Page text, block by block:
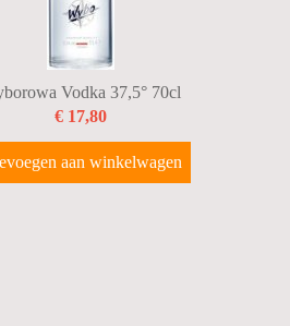
Vodka 37,5° 70cl
€ 17,80
aan winkelwagen